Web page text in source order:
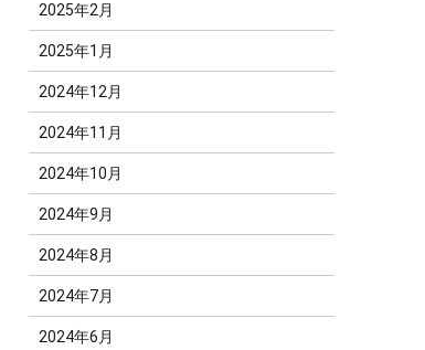
2025年2月
2025年1月
2024年12月
2024年11月
2024年10月
2024年9月
2024年8月
2024年7月
2024年6月